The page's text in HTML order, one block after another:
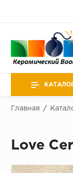
Главная /
Love